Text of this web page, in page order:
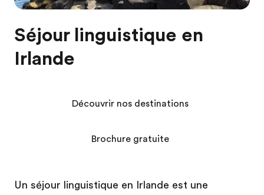
Séjour linguistique en
Irlande
Un séjour linguistique en Irlande est une
Découvrir nos destinations
Brochure gratuite